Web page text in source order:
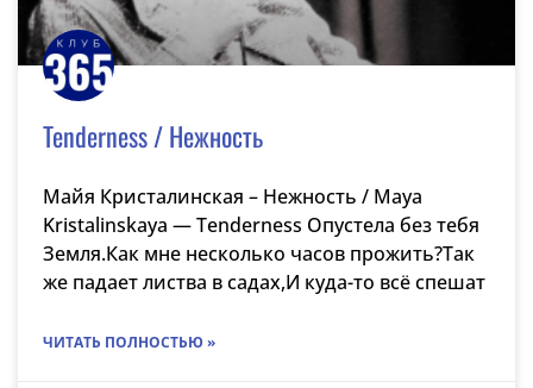
Tenderness / Нежность
Майя Кристалинская – Нежность / Maya
Kristalinskaya — Tenderness Опустела без тебя
Земля.Как мне несколько часов прожить?Так
же падает листва в садах,И куда-то всё спешат
ЧИТАТЬ ПОЛНОСТЬЮ »